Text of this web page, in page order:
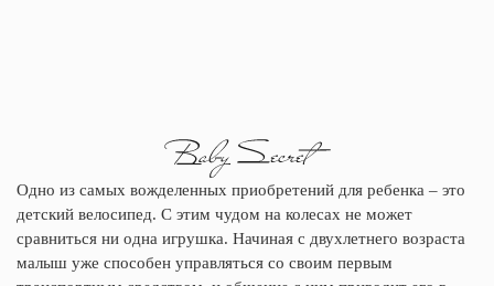
Одно из самых вожделенных приобретений для ребенка – это
детский велосипед. С этим чудом на колесах не может
сравниться ни одна игрушка. Начиная с двухлетнего возраста
малыш уже способен управляться со своим первым